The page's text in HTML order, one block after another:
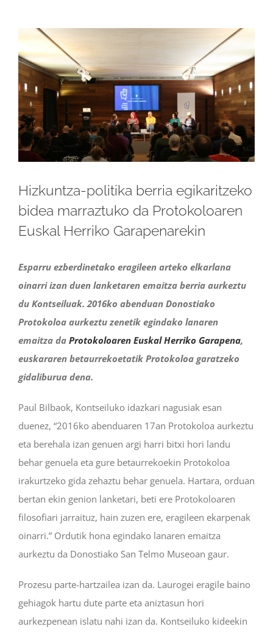
Ingrandisci
immagine
Hizkuntza-politika berria egikaritzeko
bidea marraztuko da Protokoloaren
Euskal Herriko Garapenarekin
Esparru ezberdinetako eragileen arteko elkarlana
oinarri izan duen lanketaren emaitza berria aurkeztu
du Kontseiluak. 2016ko abenduan Donostiako
Protokoloa aurkeztu zenetik egindako lanaren
emaitza da Protokoloaren Euskal Herriko Garapena,
euskararen betaurrekoetatik Protokoloa garatzeko
gidaliburua dena.
Paul Bilbaok, Kontseiluko idazkari nagusiak esan
duenez, “2016ko abenduaren 17an Protokoloa aurkeztu
eta berehala izan genuen argi harri bitxi hori landu
behar genuela eta gure betaurrekoekin Protokoloa
irakurtzeko gida zehaztu behar genuela. Hartara, orduan
bertan ekin genion lanketari, beti ere Protokoloaren
filosofiari jarraituz, hain zuzen ere, eragileen ekarpenak
oinarri.” Ordutik hona egindako lanaren emaitza
aurkeztu da Donostiako San Telmo Museoan gaur.
Prozesu parte-hartzailea izan da. Laurogei eragile baino
gehiagok hartu dute parte eta aniztasun hori
aurkezpenean islatu nahi izan da. Kontseiluko kideekin